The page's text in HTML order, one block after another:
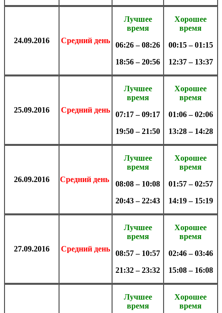
24.09.2016 Средний день
Лучшее
время
06:26 – 08:26
18:56 – 20:56
Хорошее
время
00:15 – 01:15
12:37 – 13:37
25.09.2016 Средний день
Лучшее
время
07:17 – 09:17
19:50 – 21:50
Хорошее
время
01:06 – 02:06
13:28 – 14:28
26.09.2016 Средний день
Лучшее
время
08:08 – 10:08
20:43 – 22:43
Хорошее
время
01:57 – 02:57
14:19 – 15:19
27.09.2016 Средний день
Лучшее
время
08:57 – 10:57
21:32 – 23:32
Хорошее
время
02:46 – 03:46
15:08 – 16:08
Лучшее
время
Хорошее
время